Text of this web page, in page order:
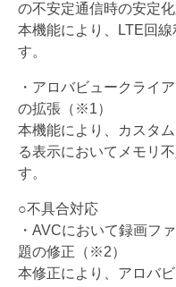
の不安定通信時の安定
本機能により、LTE回
す。
・アロバビュークライ
の拡張（ ※1）
本機能により、
カスタ
る表示においてメモリ
す。
○不具合対応
・ AVCにおいて録画フ
題の修正（ ※2）
本修正により、 アロバ